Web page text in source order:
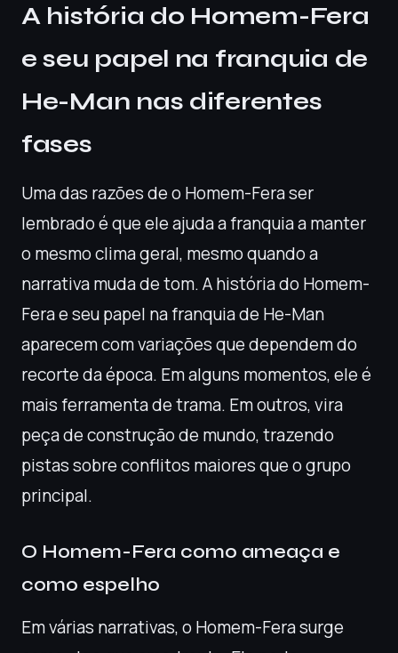
A história do Homem-Fera
e seu papel na franquia de
He-Man nas diferentes
fases
Uma das razões de o Homem-Fera ser
lembrado é que ele ajuda a franquia a manter
o mesmo clima geral, mesmo quando a
narrativa muda de tom. A história do Homem-
Fera e seu papel na franquia de He-Man
aparecem com variações que dependem do
recorte da época. Em alguns momentos, ele é
mais ferramenta de trama. Em outros, vira
peça de construção de mundo, trazendo
pistas sobre conflitos maiores que o grupo
principal.
O Homem-Fera como ameaça e
como espelho
Em várias narrativas, o Homem-Fera surge